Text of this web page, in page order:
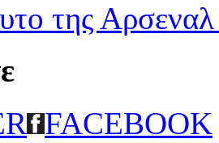
της
FACEBOOK